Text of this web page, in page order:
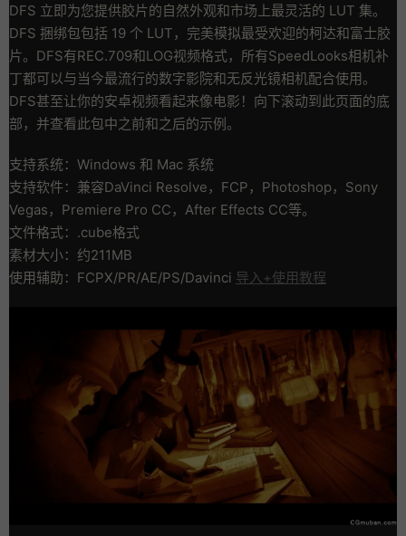
DFS 立即为您提供胶片的自然外观和市场上最灵活的 LUT 集。
DFS 捆绑包包括 19 个 LUT，完美模拟最受欢迎的柯达和富士胶
片。DFS有REC.709和LOG视频格式，所有SpeedLooks相机补
丁都可以与当今最流行的数字影院和无反光镜相机配合使用。
DFS甚至让你的安卓视频看起来像电影！向下滚动到此页面的底
部，并查看此包中之前和之后的示例。
支持系统：Windows 和 Mac 系统
支持软件：兼容DaVinci Resolve，FCP，Photoshop，Sony
Vegas，Premiere Pro CC，After Effects CC等。
文件格式：.cube格式
素材大小：约211MB
使用辅助：FCPX/PR/AE/PS/Davinci 导入+使用教程